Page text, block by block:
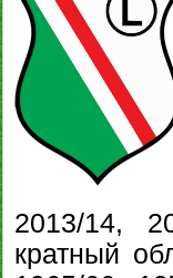
2013/14,
кратный